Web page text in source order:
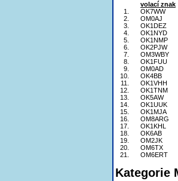
volací znak
1.
OK7WW
2.
OM0AJ
3.
OK1DEZ
4.
OK1NYD
5.
OK1NMP
6.
OK2PJW
7.
OM3WBY
8.
OK1FUU
9.
OM0AD
10.
OK4BB
11.
OK1VHH
12.
OK1TNM
13.
OK5AW
14.
OK1UUK
15.
OK1MJA
16.
OM8ARG
17.
OK1KHL
18.
OK6AB
19.
OM2JK
20.
OM6TX
21.
OM6ERT
Kategorie